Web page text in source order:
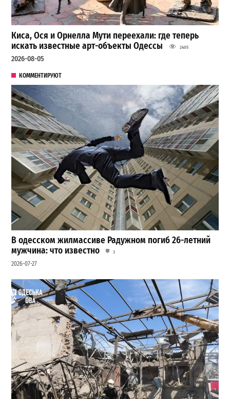
Киса, Ося и Орнелла Мути переехали: где теперь
искать известные арт-объекты Одессы
2405
2026-08-05
КОММЕНТИРУЮТ
В одесском жилмассиве Радужном погиб 26-летний
мужчина: что известно
3
2026-07-27